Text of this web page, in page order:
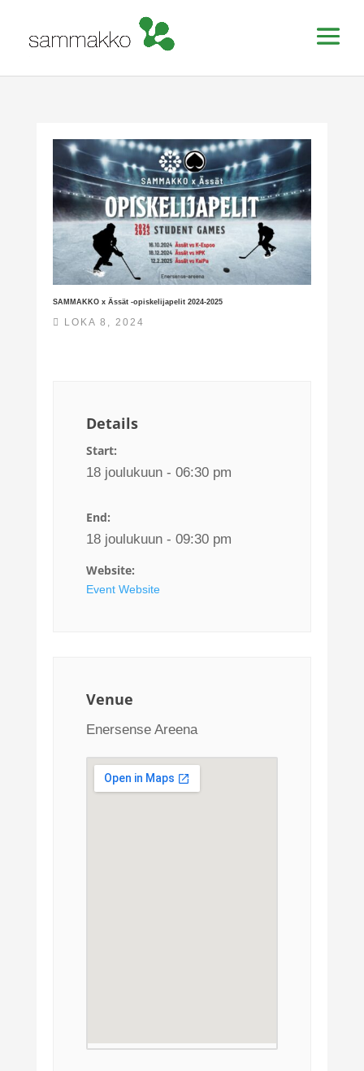
SAMMAKKO x Ässät -opiskelijapelit 2024-2025
LOKA 8, 2024
Details
Start:
18 joulukuun - 06:30 pm
End:
18 joulukuun - 09:30 pm
Website:
Event Website
Venue
Enersense Areena